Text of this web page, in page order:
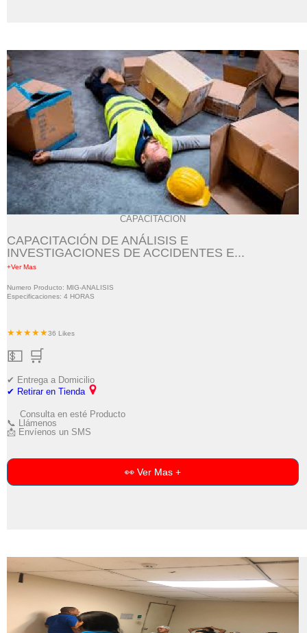
CAPACITACIÓN
CAPACITACIÓN DE ANÁLISIS E
INVESTIGACIONES DE ACCIDENTES E...
+Ver Mas
Numero Producto: MIG-ANALISIS
Especificaciones: 4 HORAS
★★★★★36 Likes
💵 🛒
✔ Entrega a Domicilio
✔ Retirar en Tienda
Consulta en esté Producto
📞 Llámenos
📩 Envíenos un SMS
👀 Ver Mas +